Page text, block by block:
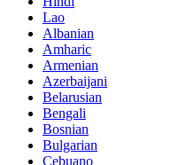
Lao
Albanian
Amharic
Armenian
Azerbaijani
Belarusian
Bengali
Bosnian
Bulgarian
Cebuano